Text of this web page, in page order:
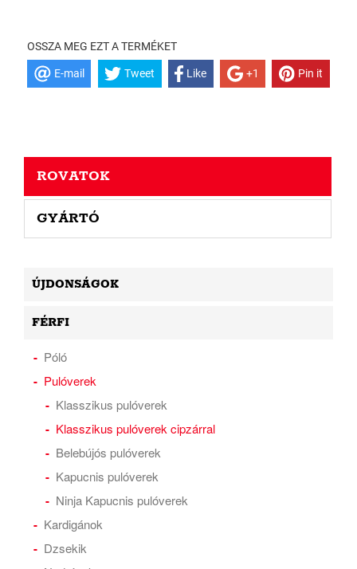
OSSZA MEG EZT A TERMÉKET
E-mail Tweet Like +1 Pin it
ROVATOK
GYÁRTÓ
ÚJDONSÁGOK
FÉRFI
Póló
Pulóverek
Klasszikus pulóverek
Klasszikus pulóverek cipzárral
Belebújós pulóverek
Kapucnis pulóverek
Ninja Kapucnis pulóverek
Kardigánok
Dzsekik